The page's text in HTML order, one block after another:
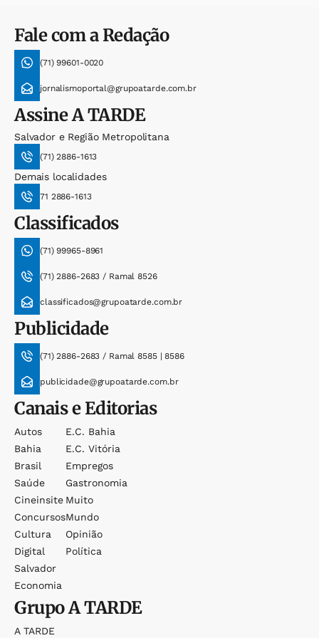
Fale com a Redação
(71) 99601-0020
jornalismoportal@grupoatarde.com.br
AssineA TARDE
Salvador e Região Metropolitana
(71) 2886-1613
Demais localidades
71 2886-1613
Classificados
(71) 99965-8961
(71) 2886-2683 / Ramal 8526
classificados@grupoatarde.com.br
Publicidade
(71) 2886-2683 / Ramal 8585 | 8586
publicidade@grupoatarde.com.br
Canais e Editorias
Autos
Bahia
Brasil
Saúde
Cineinsite
Concursos
Cultura
Digital
Salvador
Economia
E.c. Bahia
E.c. Vitória
Empregos
Gastronomia
Muito
Mundo
Opinião
Política
GrupoA TARDE
A TARDE